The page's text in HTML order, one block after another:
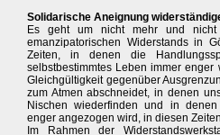
Solidarische Aneignung
Es geht um nicht mehr und
emanzipatorischen Widerstands in
Zeiten, in denen die
selbstbestimmtes Leben immer
Gleichgültigkeit gegenüber
zum Atmen abschneidet, in denen
Nischen wiederfinden und in
enger angezogen wird, in diesen
Im Rahmen der